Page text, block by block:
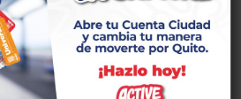
conectado
para publicar